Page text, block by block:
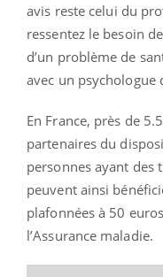
avis reste celui du
ressentez le besoin
d’un problème de
avec un psychologue
En France, près de
partenaires du
personnes ayant des
peuvent ainsi
plafonnées à 50
l’Assurance maladie.